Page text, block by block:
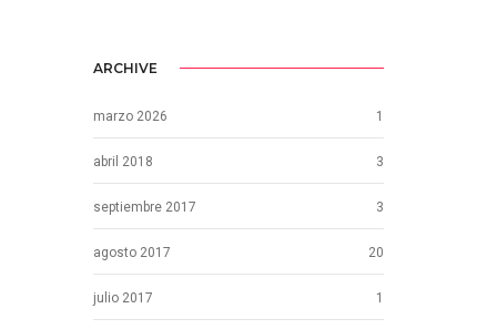
ARCHIVE
marzo 2026 1
abril 2018 3
septiembre 2017 3
agosto 2017 20
julio 2017 1